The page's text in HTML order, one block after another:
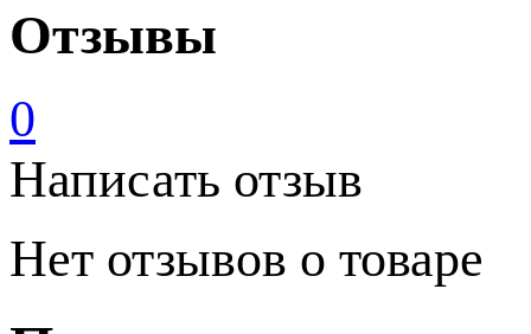
Отзывы
0
Написать отзыв
Нет отзывов о товаре